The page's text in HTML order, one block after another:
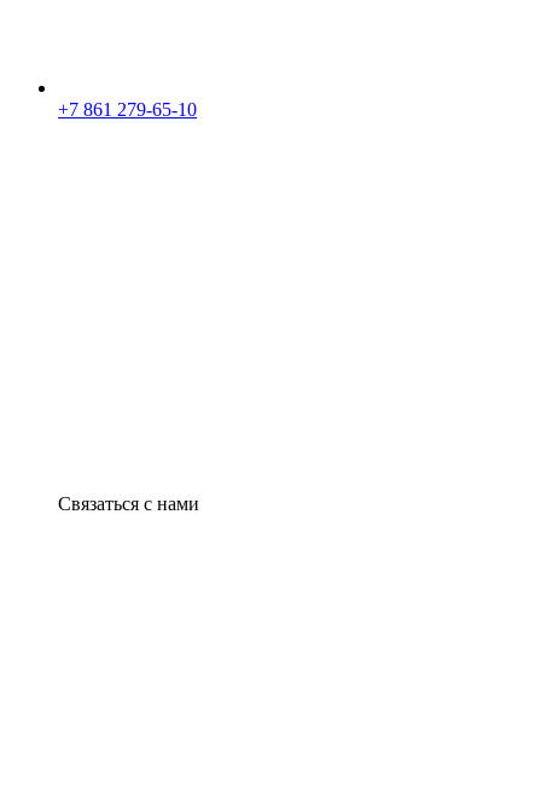
+7 861 279-65-10
Связаться с нами